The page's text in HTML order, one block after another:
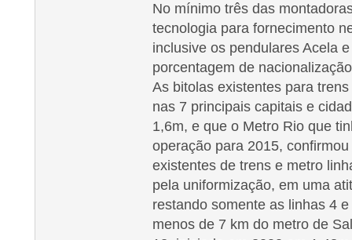
No mínimo três das
tecnologia para fornecimento
inclusive os pendulares Acela
porcentagem de
As bitolas existentes para
nas 7 principais capitais e
1,6m, e que o Metro Rio que
operação para 2015,
existentes de trens e metro
pela uniformização, em uma
restando somente as linhas 4
menos de 7 km do metro de